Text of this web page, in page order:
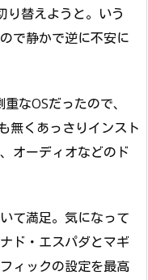
り替えようと。いう
で静かで逆に不安に
なOSだったので、
無くあっさりインスト
オーディオなどのド
て満足。気になって
ド・エスパダとマギ
ィックの設定を最高